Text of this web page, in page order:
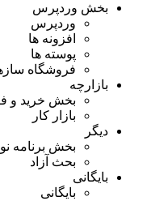
بخش وردپرس
وردپرس
افزونه ها
پوسته ها
فروشگاه
بازارچه
بخش خرید و
بازار کار
دیگر
بخش برنامه
بحث آزاد
بایگانی
بایگانی